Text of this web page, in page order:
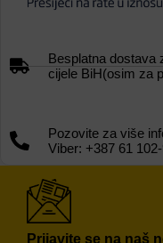
Besplatna dostava
cijele BiH(osim za
Pozovite za više
Viber: +387 61
Prijavite se na naš